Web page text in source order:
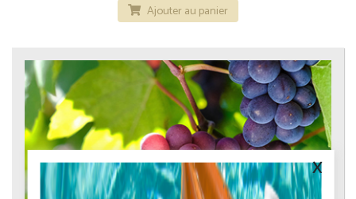
Ajouter au panier
x